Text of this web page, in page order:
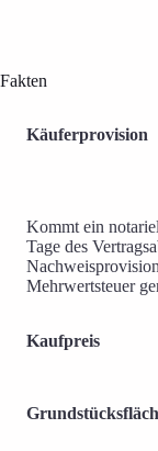
Fakten
Käuferprovision
Kommt ein
Tage des
Mehrwertsteuer
Kaufpreis